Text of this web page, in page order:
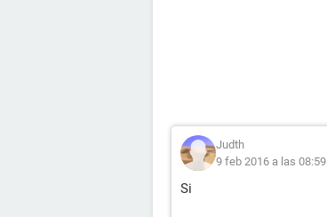
Judth
9 feb 2016 a las 08:59
Si